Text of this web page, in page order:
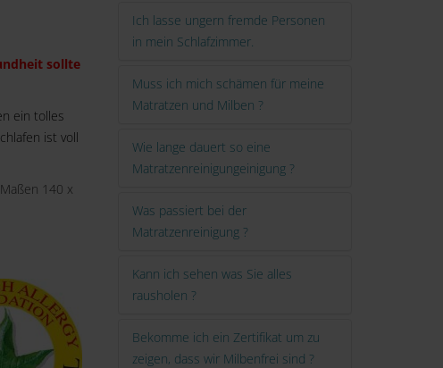
sollte
ein tolles
ist voll
140 x
Ich lasse ungern fremde Personen
in mein Schlafzimmer.
Muss ich mich schämen für meine
Matratzen und Milben ?
Wie lange dauert so eine
Matratzenreinigungeinigung ?
Was passiert bei der
Matratzenreinigung ?
Kann ich sehen was Sie alles
rausholen ?
Bekomme ich ein Zertifikat um zu
zeigen, dass wir Milbenfrei sind ?